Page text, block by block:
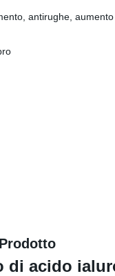
antirughe, aumento
di acido